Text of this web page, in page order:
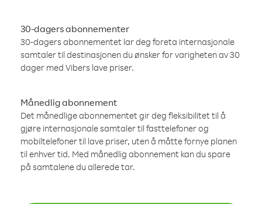
30-dagers abonnementer
30-dagers abonnementet lar deg foreta internasjonale
samtaler til destinasjonen du ønsker for varigheten av 30
dager med Vibers lave priser.
Månedlig abonnement
Det månedlige abonnementet gir deg fleksibilitet til å
gjøre internasjonale samtaler til fasttelefoner og
mobiltelefoner til lave priser, uten å måtte fornye planen
til enhver tid. Med månedlig abonnement kan du spare
på samtalene du allerede tar.